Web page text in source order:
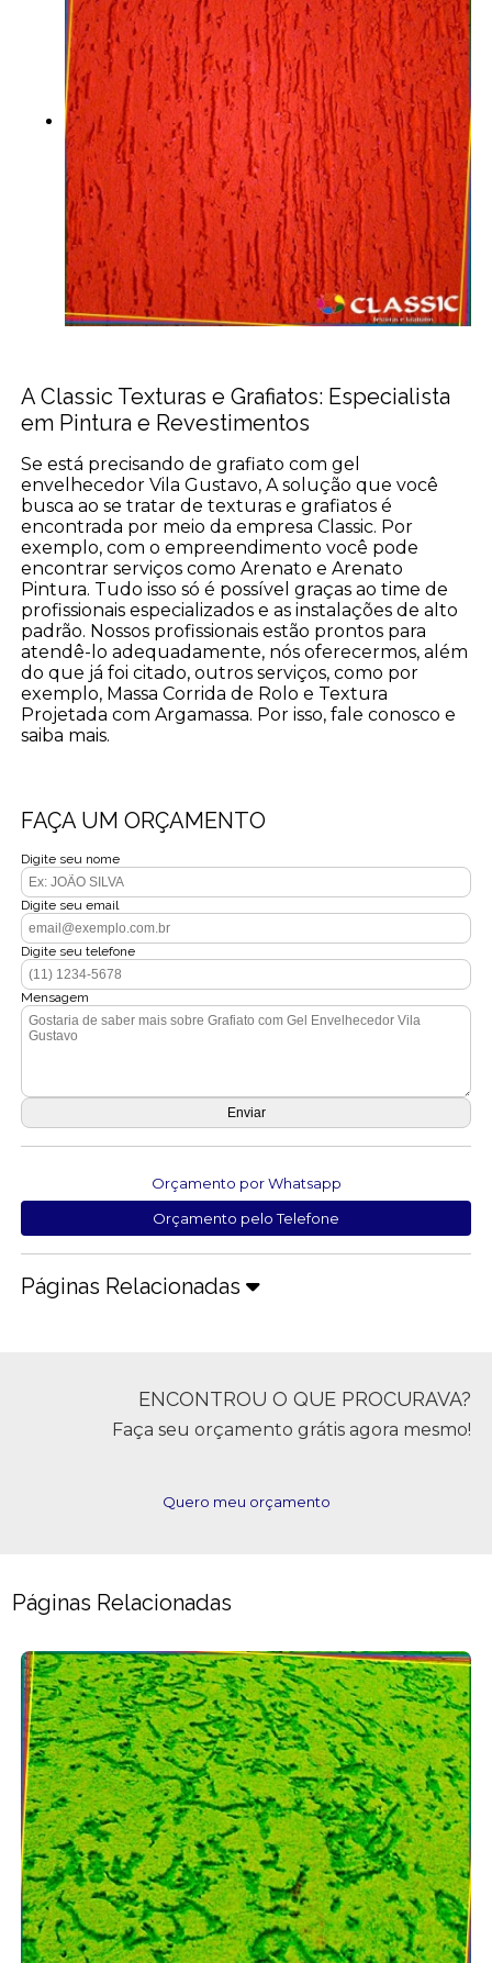
A Classic Texturas e Grafiatos: Especialista
em Pintura e Revestimentos
Se está precisando de grafiato com gel
envelhecedor Vila Gustavo, A solução que você
busca ao se tratar de texturas e grafiatos é
encontrada por meio da empresa Classic. Por
exemplo, com o empreendimento você pode
encontrar serviços como Arenato e Arenato
Pintura. Tudo isso só é possível graças ao time de
profissionais especializados e as instalações de alto
padrão. Nossos profissionais estão prontos para
atendê-lo adequadamente, nós oferecermos, além
do que já foi citado, outros serviços, como por
exemplo, Massa Corrida de Rolo e Textura
Projetada com Argamassa. Por isso, fale conosco e
saiba mais.
FAÇA UM ORÇAMENTO
Digite seu nome
Digite seu email
Digite seu telefone
Mensagem
Orçamento por Whatsapp
Orçamento pelo Telefone
Páginas Relacionadas
ENCONTROU O QUE PROCURAVA?
Faça seu orçamento grátis agora mesmo!
Quero meu orçamento
Páginas Relacionadas